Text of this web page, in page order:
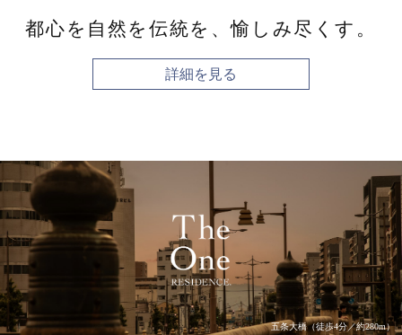
都心を自然を伝統を、愉しみ尽くす。
詳細を見る
五条大橋（徒歩4分／約280m）